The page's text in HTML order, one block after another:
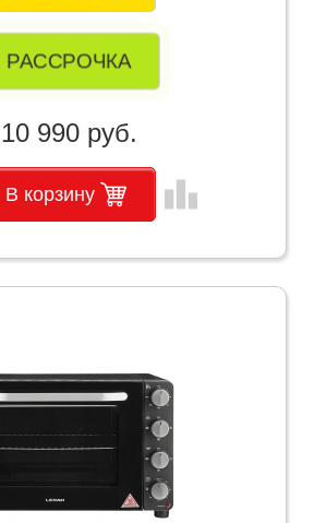
РАССРОЧКА
10 990 руб.
В корзину leaderboard